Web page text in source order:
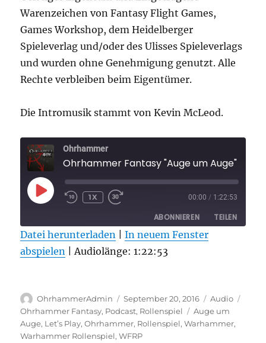
Warenzeichen von Fantasy Flight Games,
Games Workshop, dem Heidelberger
Spieleverlag und/oder des Ulisses Spieleverlags
und wurden ohne Genehmigung genutzt. Alle
Rechte verbleiben beim Eigentümer.
Die Intromusik stammt von Kevin McLeod.
Ohrhammer
PLAY
EPISODE
1X 00:00 / 1:22:53
ABONNIEREN TEILEN
RSS FEED
TEILEN
EMBED
Datei herunterladen |In neuem Fenster
abspielen |Audiolänge: 1:22:53
Autor
OhrhammerAdmin
Veröffentlicht
am
September 20, 2016 Format
Audio
Ohrhammer Fantasy, Podcast, Rollenspiel Schlagwörter
Auge um
Auge, Let’s Play,Ohrhammer, Rollenspiel,Warhammer,
Warhammer Rollenspiel,WFRP